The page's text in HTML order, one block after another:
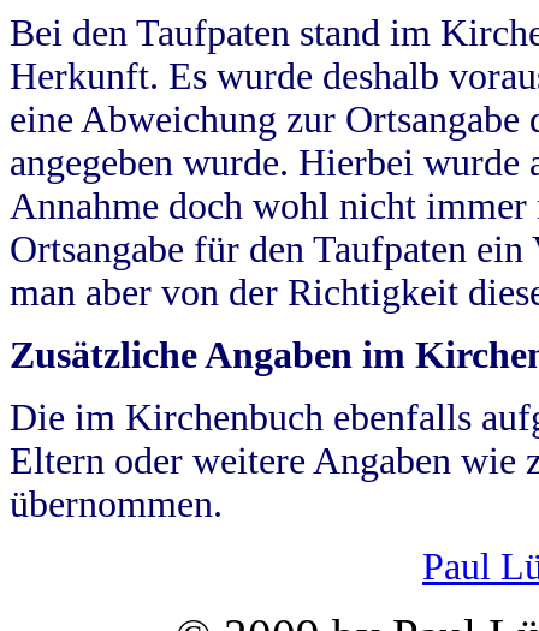
Bei den Taufpaten stand im
Herkunft. Es wurde deshalb
eine Abweichung zur
angegeben wurde. Hierbei wurde
Annahme doch wohl nicht
Ortsangabe für den Taufpaten
man aber von der Richtigkeit
Zusätzliche Angaben im
Die im Kirchenbuch ebenfalls
Eltern oder weitere Angaben wie
übernommen.
Paul